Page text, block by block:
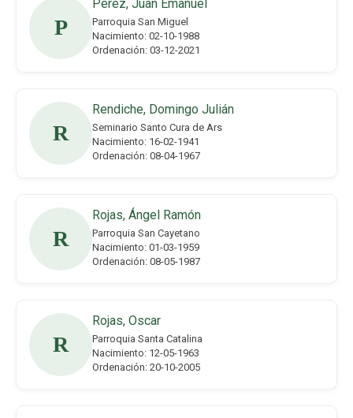
P
Pérez, Juan Emanuel
Parroquia San Miguel
Nacimiento: 02-10-1988
Ordenación: 03-12-2021
R
Rendiche, Domingo Julián
Seminario Santo Cura de Ars
Nacimiento: 16-02-1941
Ordenación: 08-04-1967
R
Rojas, Ángel Ramón
Parroquia San Cayetano
Nacimiento: 01-03-1959
Ordenación: 08-05-1987
R
Rojas, Oscar
Parroquia Santa Catalina
Nacimiento: 12-05-1963
Ordenación: 20-10-2005